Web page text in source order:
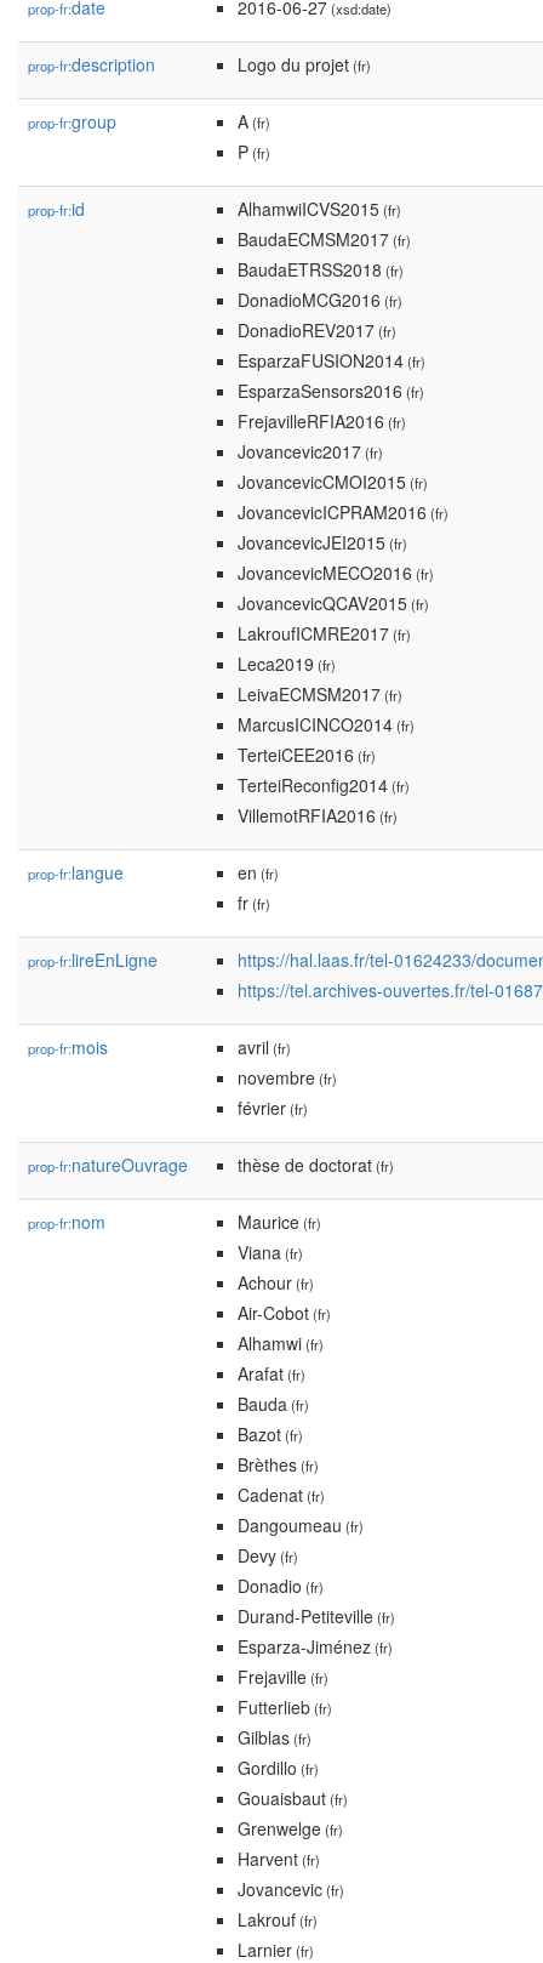
prop-fr:date 2016-06-27(xsd:date)
prop-fr:description Logo du projet(fr)
prop-fr:group A(fr)
P(fr)
prop-fr:id AlhamwiICVS2015(fr)
BaudaECMSM2017(fr)
BaudaETRSS2018 (fr)
DonadioMCG2016 (fr)
DonadioREV2017(fr)
EsparzaFUSION2014(fr)
EsparzaSensors2016 (fr)
FrejavilleRFIA2016 (fr)
Jovancevic2017(fr)
JovancevicCMOI2015(fr)
JovancevicICPRAM2016 (fr)
JovancevicJEI2015(fr)
JovancevicMECO2016 (fr)
JovancevicQCAV2015(fr)
LakroufICMRE2017(fr)
Leca2019 (fr)
LeivaECMSM2017(fr)
MarcusICINCO2014(fr)
TerteiCEE2016 (fr)
TerteiReconfig2014(fr)
VillemotRFIA2016 (fr)
prop-fr:langue en (fr)
fr(fr)
prop-fr:lireEnLigne
https://hal.laas.fr/tel-01624233/
https://tel.archives-ouvertes.fr/tel-
prop-fr:mois avril (fr)
novembre(fr)
février(fr)
prop-fr:natureOuvrage thèse de doctorat(fr)
prop-fr:nom Maurice(fr)
Viana(fr)
Achour(fr)
Air-Cobot(fr)
Alhamwi(fr)
Arafat(fr)
Bauda(fr)
Bazot(fr)
Brèthes(fr)
Cadenat(fr)
Dangoumeau (fr)
Devy(fr)
Donadio (fr)
Durand-Petiteville(fr)
Esparza-Jiménez(fr)
Frejaville(fr)
Futterlieb(fr)
Gilblas(fr)
Gordillo (fr)
Gouaisbaut(fr)
Grenwelge(fr)
Harvent(fr)
Jovancevic(fr)
Lakrouf(fr)
Larnier(fr)